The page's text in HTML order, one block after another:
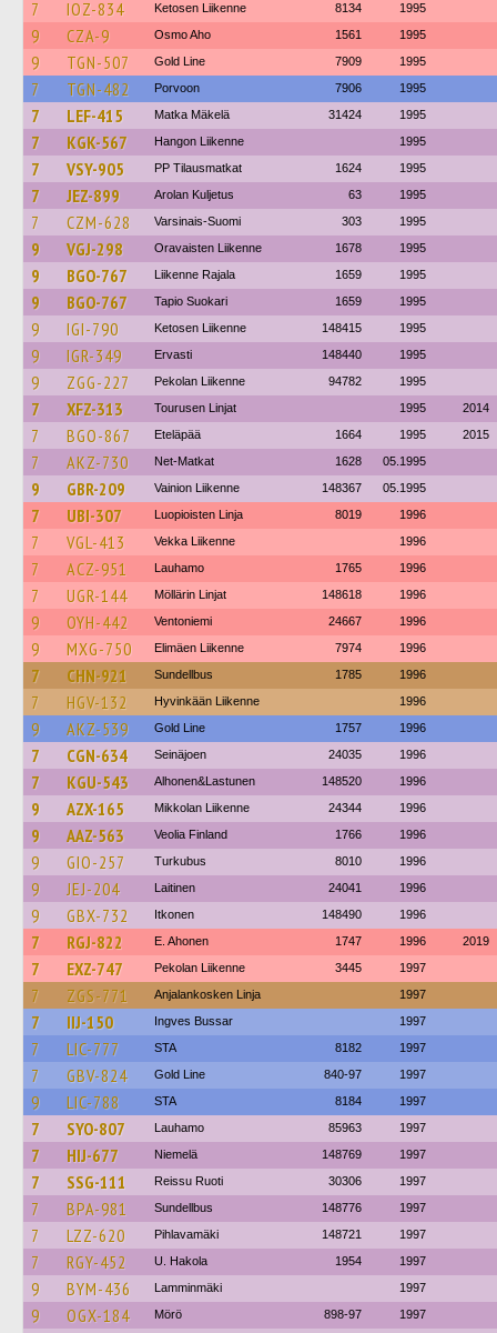
7 IOZ-834 Ketosen Liikenne 8134 1995
9 CZA-9 Osmo Aho 1561 1995
9 TGN-507 Gold Line 7909 1995
7 TGN-482 Porvoon 7906 1995
7 LEF-415 Matka Mäkelä 31424 1995
7 KGK-567 Hangon Liikenne 1995
7 VSY-905 PP Tilausmatkat 1624 1995
7 JEZ-899 Arolan Kuljetus 63 1995
7 CZM-628 Varsinais-Suomi 303 1995
9 VGJ-298 Oravaisten Liikenne 1678 1995
9 BGO-767 Liikenne Rajala 1659 1995
9 BGO-767 Tapio Suokari 1659 1995
9 IGI-790 Ketosen Liikenne 148415 1995
9 IGR-349 Ervasti 148440 1995
9 ZGG-227 Pekolan Liikenne 94782 1995
7 XFZ-313 Tourusen Linjat 1995 2014
7 BGO-867 Eteläpää 1664 1995 2015
7 AKZ-730 Net-Matkat 1628 05.1995
9 GBR-209 Vainion Liikenne 148367 05.1995
7 UBI-307 Luopioisten Linja 8019 1996
7 VGL-413 Vekka Liikenne 1996
7 ACZ-951 Lauhamo 1765 1996
7 UGR-144 Möllärin Linjat 148618 1996
9 OYH-442 Ventoniemi 24667 1996
9 MXG-750 Elimäen Liikenne 7974 1996
7 CHN-921 Sundellbus 1785 1996
7 HGV-132 Hyvinkään Liikenne 1996
9 AKZ-539 Gold Line 1757 1996
7 CGN-634 Seinäjoen 24035 1996
7 KGU-543 Alhonen&Lastunen 148520 1996
9 AZX-165 Mikkolan Liikenne 24344 1996
9 AAZ-563 Veolia Finland 1766 1996
9 GIO-257 Turkubus 8010 1996
9 JEJ-204 Laitinen 24041 1996
9 GBX-732 Itkonen 148490 1996
7 RGJ-822 E. Ahonen 1747 1996 2019
7 EXZ-747 Pekolan Liikenne 3445 1997
7 ZGS-771 Anjalankosken Linja 1997
7 IIJ-150 Ingves Bussar 1997
7 LIC-777 STA 8182 1997
7 GBV-824 Gold Line 840-97 1997
9 LIC-788 STA 8184 1997
7 SYO-807 Lauhamo 85963 1997
7 HIJ-677 Niemelä 148769 1997
7 SSG-111 Reissu Ruoti 30306 1997
7 BPA-981 Sundellbus 148776 1997
7 LZZ-620 Pihlavamäki 148721 1997
7 RGY-452 U. Hakola 1954 1997
9 BYM-436 Lamminmäki 1997
9 OGX-184 Mörö 898-97 1997